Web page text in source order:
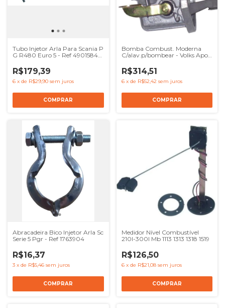
Tubo Injetor Arla Para Scania P
G R480 Euro 5 - Ref 4901584
R$179,39
6 x de R$29,90 sem juros
Bomba Combust. Moderna
C/alav.p/bombear - Volks Apos
R$314,51
6 x de R$52,42 sem juros
Abracadeira Bico Injetor Arla Sc
Serie 5 Pgr - Ref 1763904
R$16,37
3 x de R$5,46 sem juros
Medidor Nível Combustível
210l-300l Mb 1113 1313 1318 1519
R$126,50
6 x de R$21,08 sem juros